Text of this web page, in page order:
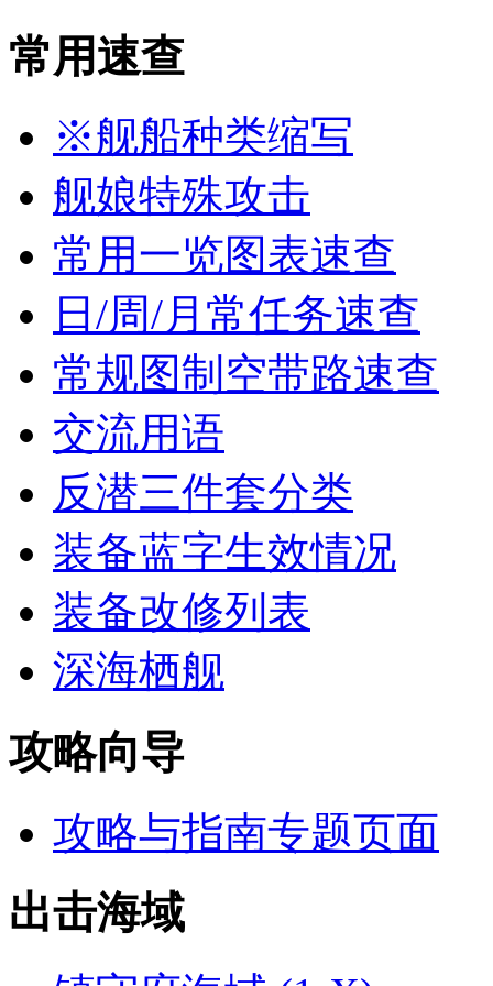
常用速查
※舰船种类缩写
舰娘特殊攻击
常用一览图表速查
日/周/月常任务速查
常规图制空带路速查
交流用语
反潜三件套分类
装备蓝字生效情况
装备改修列表
深海栖舰
攻略向导
攻略与指南专题页面
出击海域